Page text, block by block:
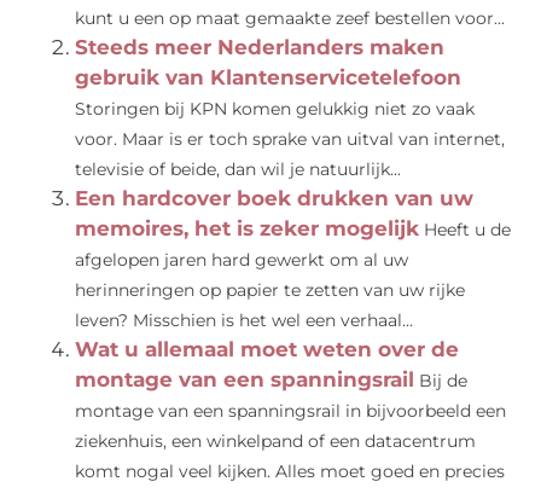
kunt u een op maat gemaakte zeef bestellen voor...
Steeds meer Nederlanders maken
gebruik van Klantenservicetelefoon
Storingen bij KPN komen gelukkig niet zo vaak
voor. Maar is er toch sprake van uitval van internet,
televisie of beide, dan wil je natuurlijk...
Een hardcover boek drukken van uw
memoires, het is zeker mogelijk Heeft u de
afgelopen jaren hard gewerkt om al uw
herinneringen op papier te zetten van uw rijke
leven? Misschien is het wel een verhaal...
Wat u allemaal moet weten over de
montage van een spanningsrail Bij de
montage van een spanningsrail in bijvoorbeeld een
ziekenhuis, een winkelpand of een datacentrum
komt nogal veel kijken. Alles moet goed en precies